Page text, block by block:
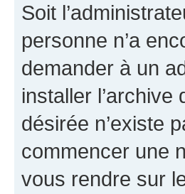
Soit
personne n’a
demander à un
installer
désirée n’existe
commencer une
vous rendre sur